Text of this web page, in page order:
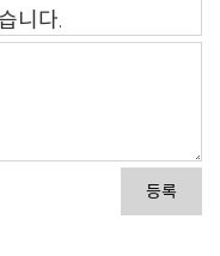
니다.
등록